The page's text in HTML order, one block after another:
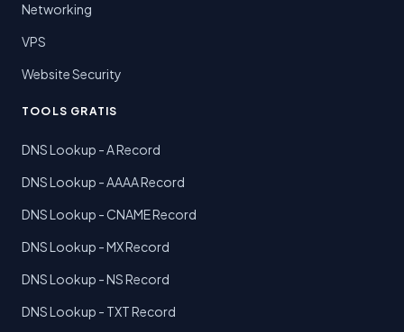
Networking
VPS
Website Security
TOOLS GRATIS
DNS Lookup - A Record
DNS Lookup - AAAA Record
DNS Lookup - CNAME Record
DNS Lookup - MX Record
DNS Lookup - NS Record
DNS Lookup - TXT Record